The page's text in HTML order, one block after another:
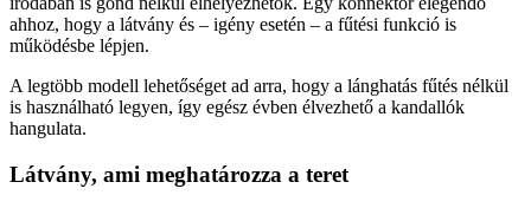
ahhoz, hogy a látvány és – igény esetén – a fűtési funkció is
működésbe lépjen.
A legtöbb modell lehetőséget ad arra, hogy a lánghatás fűtés nélkül
is használható legyen, így egész évben élvezhető a kandallók
hangulata.
Látvány, ami meghatározza a teret